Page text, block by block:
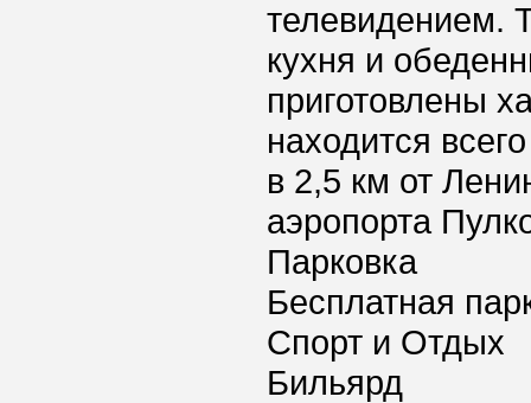
телевидением.
кухня и
приготовлены
находится
в 2,5 км от
аэропорта
Парковка
Бесплатная
Спорт и Отдых
Бильярд